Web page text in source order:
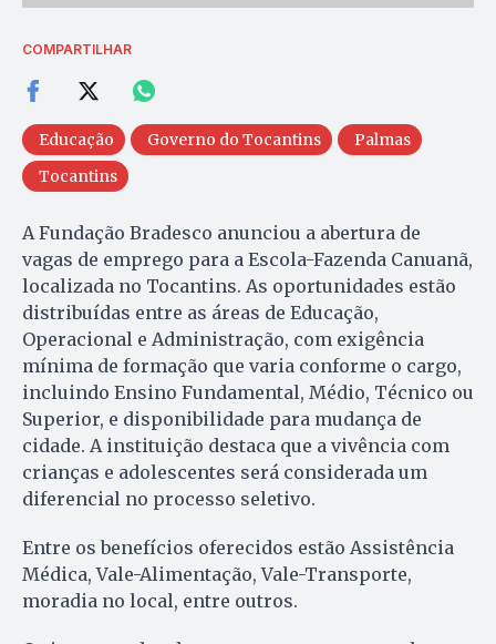
COMPARTILHAR
Educação Governo do Tocantins
Palmas
Tocantins
A Fundação Bradesco anunciou a abertura de
vagas de emprego para a Escola-Fazenda Canuanã,
localizada no Tocantins. As oportunidades estão
distribuídas entre as áreas de Educação,
Operacional e Administração, com exigência
mínima de formação que varia conforme o cargo,
incluindo Ensino Fundamental, Médio, Técnico ou
Superior, e disponibilidade para mudança de
cidade. A instituição destaca que a vivência com
crianças e adolescentes será considerada um
diferencial no processo seletivo.
Entre os benefícios oferecidos estão Assistência
Médica, Vale-Alimentação, Vale-Transporte,
moradia no local, entre outros.